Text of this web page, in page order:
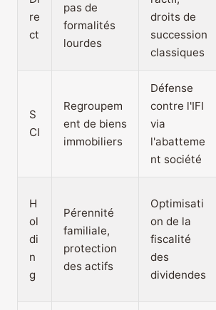
re
ct
pas de
formalités
lourdes
droits de
succession
classiques
S
CI
Regroupem
ent de biens
immobiliers
Défense
contre l'IFI
via
l'abatteme
nt société
H
ol
di
n
g
Pérennité
familiale,
protection
des actifs
Optimisati
on de la
fiscalité
des
dividendes